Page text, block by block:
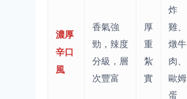
濃厚
辛口
風
香氣強
勁，辣度
分級，層
次豐富
厚
重
紮
實
炸
雞、
燉牛
肉、
歐姆
蛋